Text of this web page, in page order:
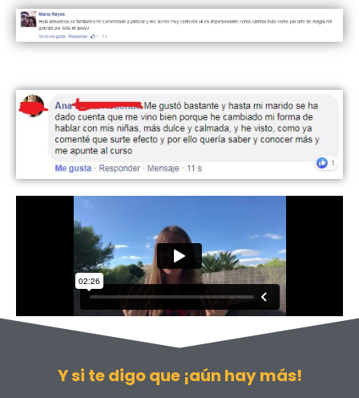
Y si te digo que ¡aún hay más!